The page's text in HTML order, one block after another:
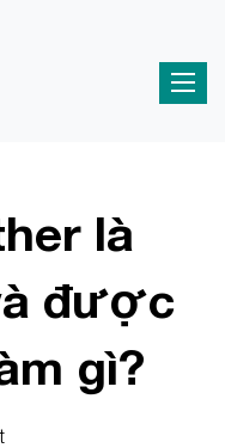
là
được
gì?